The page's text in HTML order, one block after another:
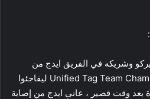
وشريكه في الفريق ايدج من
الحصول على لقب Unified Tag Team Championship ليفاجئوا
بعد وقت قصير ، عاني ايدج من إصابة